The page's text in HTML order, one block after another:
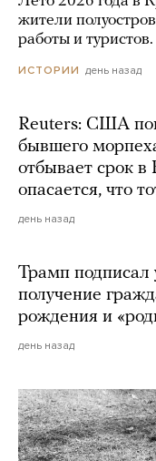
жители
работы и
ИСТОРИИ день назад
Reuters: США
бывшего
отбывает срок
опасается, что
день назад
Трамп подписал
получение
рождения и
день назад